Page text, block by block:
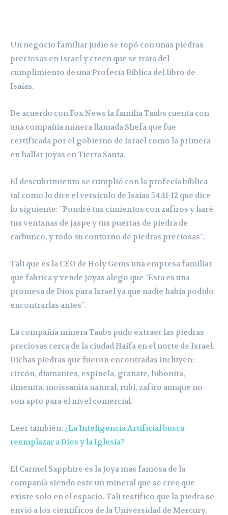
Un negocio familiar judío se topó con unas piedras
preciosas en Israel y creen que se trata del
cumplimiento de una Profecía Bíblica del libro de
Isaías.
De acuerdo con Fox News la familia Taubs cuenta con
una compañía minera llamada Shefa que fue
certificada por el gobierno de Israel como la primera
en hallar joyas en Tierra Santa.
El descubrimiento se cumplió con la profecía bíblica
tal como lo dice el versículo de Isaías 54:11-12 que dice
lo siguiente: ¨Pondré tus cimientos con zafiros y haré
tus ventanas de jaspe y tus puertas de piedra de
carbunco, y todo su contorno de piedras preciosas¨.
Tali que es la CEO de Holy Gems una empresa familiar
que fabrica y vende joyas alego que ¨Esta es una
promesa de Dios para Israel ya que nadie había podido
encontrarlas antes¨.
La compañía minera Taubs pudo extraer las piedras
preciosas cerca de la ciudad Haifa en el norte de Israel.
Dichas piedras que fueron encontradas incluyen:
circón, diamantes, espinela, granate, hibonita,
ilmenita, moissanita natural, rubí, zafiro aunque no
son apto para el nivel comercial.
Leer también: ¿La Inteligencia Artificial busca
reemplazar a Dios y la Iglesia?
El Carmel Sapphire es la joya mas famosa de la
compañía siendo este un mineral que se cree que
existe solo en el espacio. Tali testifico que la piedra se
envió a los científicos de la Universidad de Mercury,